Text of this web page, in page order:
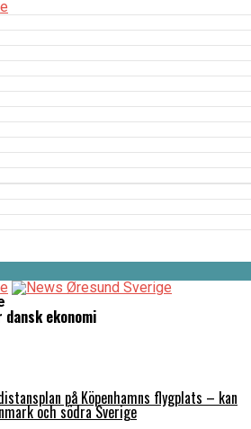
dansk ekonomi
på Köpenhamns flygplats – kan
och södra Sverige